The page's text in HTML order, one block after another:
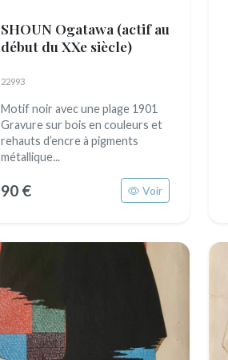
SHOUN Ogatawa (actif au
début du XXe siècle)
22993
Motif noir avec une plage 1901
Gravure sur bois en couleurs et
rehauts d’encre à pigments
métallique...
90 € Voir